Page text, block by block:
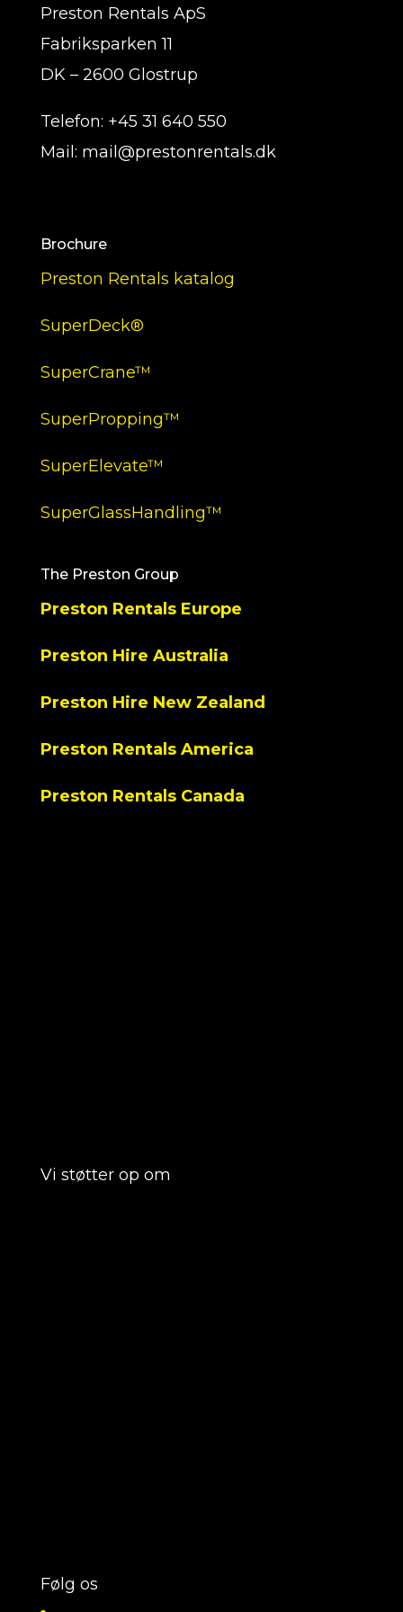
Preston Rentals ApS
Fabriksparken 11
DK – 2600 Glostrup
Telefon: +45 31 640 550
Mail: mail@prestonrentals.dk
Brochure
Preston Rentals katalog
SuperDeck®
SuperCrane™
SuperPropping™
SuperElevate™
SuperGlassHandling™
The Preston Group
Preston Rentals Europe
Preston Hire Australia
Preston Hire New Zealand
Preston Rentals America
Preston Rentals Canada
Vi støtter op om
Følg os